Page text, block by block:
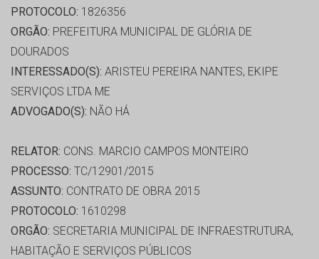
PROTOCOLO: 1826356
ORGÃO: PREFEITURA MUNICIPAL DE GLÓRIA DE
DOURADOS
INTERESSADO(S): ARISTEU PEREIRA NANTES, EKIPE
SERVIÇOS LTDA ME
ADVOGADO(S): NÃO HÁ
RELATOR: CONS. MARCIO CAMPOS MONTEIRO
PROCESSO: TC/12901/2015
ASSUNTO: CONTRATO DE OBRA 2015
PROTOCOLO: 1610298
ORGÃO: SECRETARIA MUNICIPAL DE INFRAESTRUTURA,
HABITAÇÃO E SERVIÇOS PÚBLICOS